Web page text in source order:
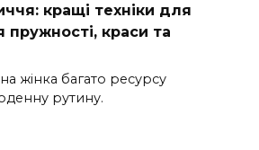
кращі техніки для
пружності, краси та
жінка багато ресурсу
рутину.